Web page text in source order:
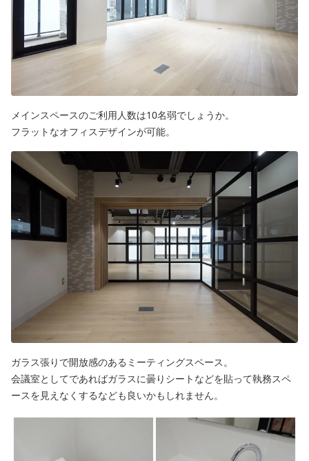
メインスペースのご利用人数は10名弱でしょうか。
フラットなオフィスデザインが可能。
ガラス張りで開放感のあるミーティングスペース。
会議室としてであればガラスに曇りシートなどを貼って執務スペ
ースを見えなくするなども良いかもしれません。